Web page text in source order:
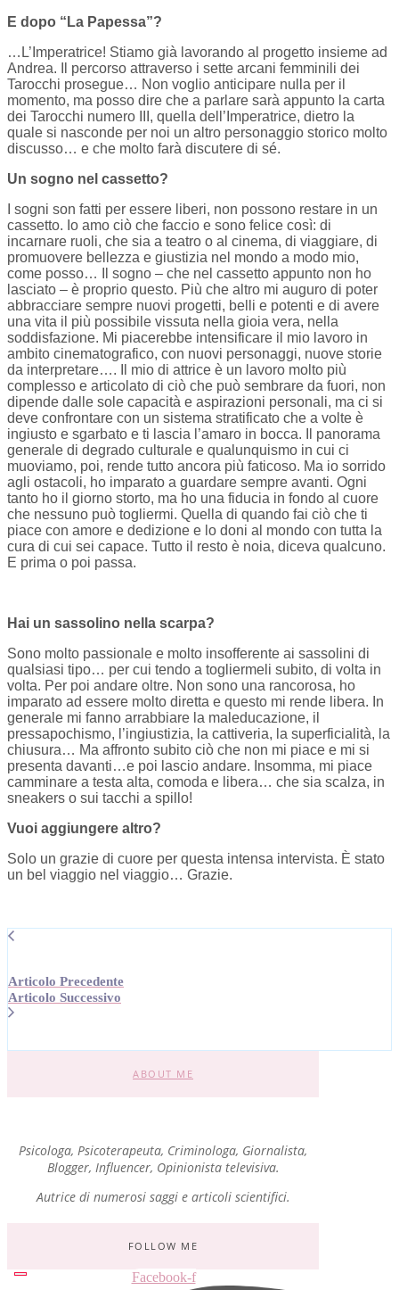
E dopo “La Papessa”?
…L’Imperatrice! Stiamo già lavorando al progetto insieme ad
Andrea. Il percorso attraverso i sette arcani femminili dei
Tarocchi prosegue… Non voglio anticipare nulla per il
momento, ma posso dire che a parlare sarà appunto la carta
dei Tarocchi numero III, quella dell’Imperatrice, dietro la
quale si nasconde per noi un altro personaggio storico molto
discusso… e che molto farà discutere di sé.
Un sogno nel cassetto?
I sogni son fatti per essere liberi, non possono restare in un
cassetto. Io amo ciò che faccio e sono felice così: di
incarnare ruoli, che sia a teatro o al cinema, di viaggiare, di
promuovere bellezza e giustizia nel mondo a modo mio,
come posso… Il sogno – che nel cassetto appunto non ho
lasciato – è proprio questo. Più che altro mi auguro di poter
abbracciare sempre nuovi progetti, belli e potenti e di avere
una vita il più possibile vissuta nella gioia vera, nella
soddisfazione. Mi piacerebbe intensificare il mio lavoro in
ambito cinematografico, con nuovi personaggi, nuove storie
da interpretare…. Il mio di attrice è un lavoro molto più
complesso e articolato di ciò che può sembrare da fuori, non
dipende dalle sole capacità e aspirazioni personali, ma ci si
deve confrontare con un sistema stratificato che a volte è
ingiusto e sgarbato e ti lascia l’amaro in bocca. Il panorama
generale di degrado culturale e qualunquismo in cui ci
muoviamo, poi, rende tutto ancora più faticoso. Ma io sorrido
agli ostacoli, ho imparato a guardare sempre avanti. Ogni
tanto ho il giorno storto, ma ho una fiducia in fondo al cuore
che nessuno può togliermi. Quella di quando fai ciò che ti
piace con amore e dedizione e lo doni al mondo con tutta la
cura di cui sei capace. Tutto il resto è noia, diceva qualcuno.
E prima o poi passa.
Hai un sassolino nella scarpa?
Sono molto passionale e molto insofferente ai sassolini di
qualsiasi tipo… per cui tendo a togliermeli subito, di volta in
volta. Per poi andare oltre. Non sono una rancorosa, ho
imparato ad essere molto diretta e questo mi rende libera. In
generale mi fanno arrabbiare la maleducazione, il
pressapochismo, l’ingiustizia, la cattiveria, la superficialità, la
chiusura… Ma affronto subito ciò che non mi piace e mi si
presenta davanti…e poi lascio andare. Insomma, mi piace
camminare a testa alta, comoda e libera… che sia scalza, in
sneakers o sui tacchi a spillo!
Vuoi aggiungere altro?
Solo un grazie di cuore per questa intensa intervista. È stato
un bel viaggio nel viaggio… Grazie.
Articolo Precedente
Articolo Successivo
ABOUT ME
Psicologa, Psicoterapeuta, Criminologa, Giornalista,
Blogger, Influencer, Opinionista televisiva.
Autrice di numerosi saggi e articoli scientifici.
FOLLOW ME
Facebook-f